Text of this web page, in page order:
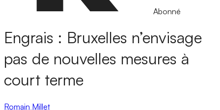
Abonné
Engrais : Bruxelles n’envisage
pas de nouvelles mesures à
court terme
Romain Millet